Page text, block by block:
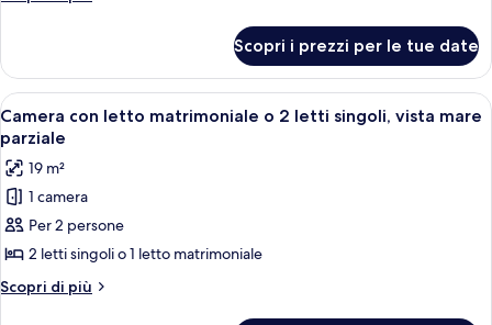
letto
o
2
letti
singoli,
vista
mare
con
letto
matrimoniale
o
2
letti
singoli,
vista
mare
Scopri i prezzi per le tue date
Apri
tutte
le
foto
per
Camera
con
letto
Una camera d'albergo con due letti,
3
Camera con letto matrimoniale o 2 letti singoli, vista mare
parziale
19 m²
1 camera
Per 2 persone
2 letti singoli o 1 letto matrimoniale
Scopri di più
Altri